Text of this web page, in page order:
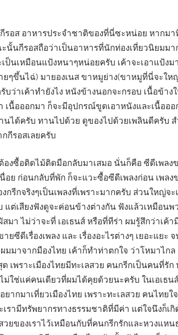
รอส อาหารประจำชาติของที่นี่ซะหน่อย หากม
นั้นกีรอสถือว่าเป็นอาหารที่นักท่องเที่ยวนิยมม
นเหมือนแป้งหนาๆหน่อยครับ เค้าจะเอาแป้งม
ยๆขึ้นไฉ่) มายองเนส ขาหมูย่าง(ขาหมูที่นี่จะใ
ว่าเค้าทำยังไง หนังข้างนอกจะกรอบ เนื้อข้า
เนื้อออกมา ก็จะมีอุปกรณ์ขูดเอาหนังและเนื้ออ
านได้ครับ ทานไปด้วย ดูของไปด้วยเพลินดีครับ
กีรอสเลยครับ
องซื้อติดไม้ติดมือกลับมาเสมอ นั่นก็คือ ซีดีเพล
อย ก่อนกลับที่พัก ก็จะแวะซื้อซีดีเพลงก่อน เพลง
กรีกจริงๆเป็นเพลงที่เพราะมากครับ ส่วนใหญ่จะ
แต่เสียงฟังดูจะค่อนข้างต่างกัน ฟังแล้วเหมือนพ
า ไม่ว่าจะที่ เอเธนส์ หรือที่ทีร่า ผมรู้สึกว่าเค้
ซีดีเรื่องเพลง และ เรื่องอะไรต่างๆ เยอะแยะ
มาจากมืองไทย เค้าก็ทำท่าตกใจ ว่าโหมาไกล
เพราะเมืองไทยมีทะเลสวย คนกรีกเป็นคนที่รัก
ม่ใช่แค่คนเดียวที่ผมได้คุยด้วยนะครับ ในเอเธ
ากมาเที่ยวเมืองไทย เพราะทะเลสวย คนไทย
รามีทรัพยากรทางธรรมชาติที่มีค่า แต่ใจนึงก็เกิ
ยของเราไว้เหมือนกับที่คนกรีกรักและหวงแห